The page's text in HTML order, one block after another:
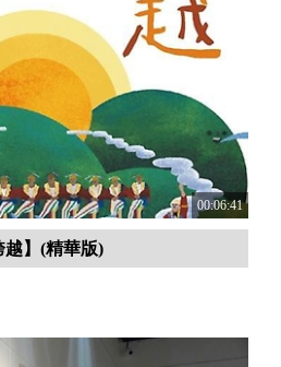
00:06:41
越】(精華版)